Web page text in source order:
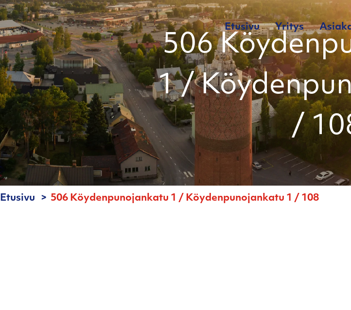
Etusivu Yritys
506
1 /
/
Etusivu 506 Köydenpunojankatu 1 / Köydenpunojankatu 1 / 108